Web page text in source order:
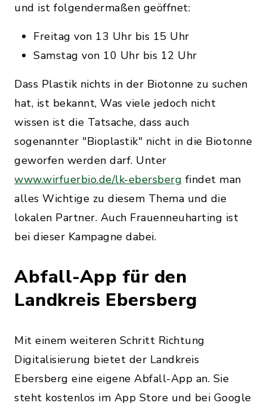
und ist folgendermaßen geöffnet:
Freitag von 13 Uhr bis 15 Uhr
Samstag von 10 Uhr bis 12 Uhr
Dass Plastik nichts in der Biotonne zu suchen
hat, ist bekannt, Was viele jedoch nicht
wissen ist die Tatsache, dass auch
sogenannter "Bioplastik" nicht in die Biotonne
geworfen werden darf. Unter
www.wirfuerbio.de/lk-ebersberg findet man
alles Wichtige zu diesem Thema und die
lokalen Partner. Auch Frauenneuharting ist
bei dieser Kampagne dabei.
Abfall-App für den
Landkreis Ebersberg
Mit einem weiteren Schritt Richtung
Digitalisierung bietet der Landkreis
Ebersberg eine eigene Abfall-App an. Sie
steht kostenlos im App Store und bei Google